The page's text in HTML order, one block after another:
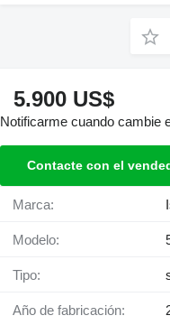
5.900 US$
Notificarme cuando cambie
Contacte con el
Marca:
Modelo:
Tipo:
Año de fabricación: